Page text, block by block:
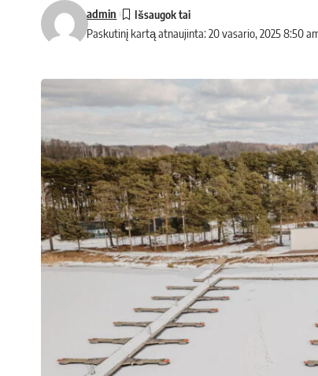
Paskutinį kartą atnaujinta: 20 vasario, 2025 8:50
admin